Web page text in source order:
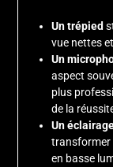
Un trépied
vue nettes
Un
aspect
plus
de la
Un
transformer
en basse